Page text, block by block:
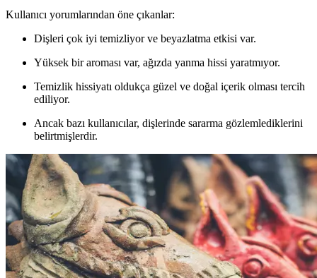
Kullanıcı yorumlarından öne çıkanlar:
Dişleri çok iyi temizliyor ve beyazlatma etkisi var.
Yüksek bir aroması var, ağızda yanma hissi yaratmıyor.
Temizlik hissiyatı oldukça güzel ve doğal içerik olması tercih
ediliyor.
Ancak bazı kullanıcılar, dişlerinde sararma gözlemlediklerini
belirtmişlerdir.